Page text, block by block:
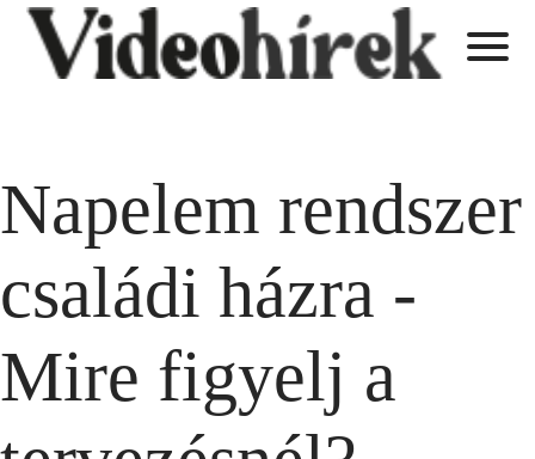
Napelem rendszer
családi házra -
Mire figyelj a